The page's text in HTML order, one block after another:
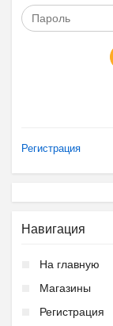
Регистрация
Навигация
На главную
Магазины
Регистрация